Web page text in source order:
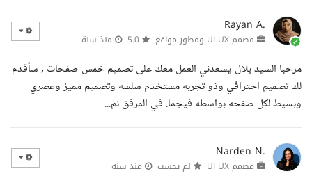
Rayan A.
مصمم UI UX ومطور مواقع منذ سنة
مرحبا السيد بلال يسعدني العمل معك على تصميم خمس صفحات , سأقدم
لك تصميم احترافي وذو تجربه مستخدم سلسه وتصميم مميز وعصري
وبسيط لكل صفحه بواسطه فيجما. في المرفق نم...
Narden N.
مصمم UI UX لم يحسب منذ سنة